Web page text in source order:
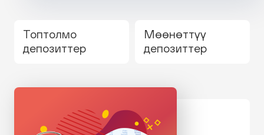
Топтолмо
депозиттер
Мөөнөттүү
депозиттер